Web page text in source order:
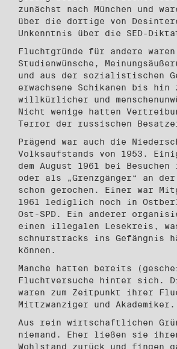
zunächst nach München und
über die dortige von
Unkenntnis über die SED-
Fluchtgründe für andere
Studienwünsche,
und aus der sozialistischen
erwachsene Schikanen bis hin
willkürlicher und
Nicht wenige hatten
Terror der russischen
Prägend war auch die
Volksaufstands von 1953.
dem August 1961 bei
oder als „Grenzgänger“ an
schon gerochen. Einer war
1961 lediglich noch in
Ost-SPD. Ein anderer
einen illegalen Lesekreis,
schnurstracks ins Gefängnis
können.
Manche hatten bereits
Fluchtversuche hinter sich.
waren zum Zeitpunkt ihrer
Mittzwanziger und Akademiker.
Aus rein wirtschaftlichen
niemand. Eher ließen sie
Wohlstand zurück und fingen